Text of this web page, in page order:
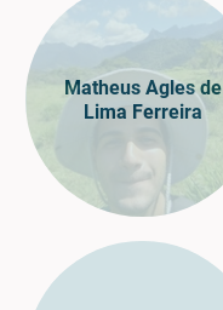
Matheus Agles de
Lima Ferreira